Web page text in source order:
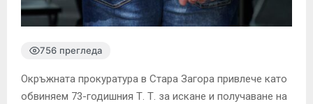
756 прегледа
Окръжната прокуратура в Стара Загора привлече като
обвиняем 73-годишния Т. Т. за искане и получаване на